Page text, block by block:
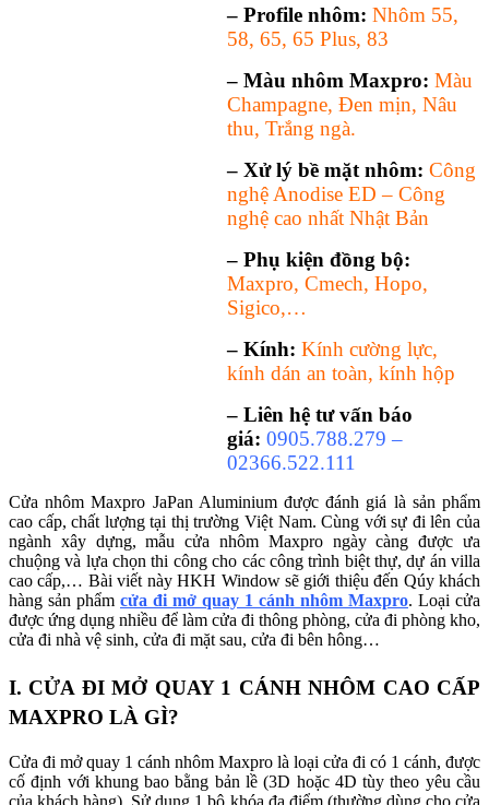
– Profile nhôm: Nhôm 55,
58, 65, 65 Plus, 83
– Màu nhôm Maxpro: Màu
Champagne, Đen mịn, Nâu
thu, Trắng ngà.
– Xử lý bề mặt nhôm: Công
nghệ Anodise ED – Công
nghệ cao nhất Nhật Bản
– Phụ kiện đồng bộ:
Maxpro, Cmech, Hopo,
Sigico,…
– Kính: Kính cường lực,
kính dán an toàn, kính hộp
– Liên hệ tư vấn báo
giá: 0905.788.279 –
02366.522.111
Cửa nhôm Maxpro JaPan Aluminium được đánh giá là sản phẩm
cao cấp, chất lượng tại thị trường Việt Nam. Cùng với sự đi lên của
ngành xây dựng, mẫu cửa nhôm Maxpro ngày càng được ưa
chuộng và lựa chọn thi công cho các công trình biệt thự, dự án villa
cao cấp,… Bài viết này HKH Window sẽ giới thiệu đến Qúy khách
hàng sản phẩm cửa đi mở quay 1 cánh nhôm Maxpro. Loại cửa
được ứng dụng nhiều để làm cửa đi thông phòng, cửa đi phòng kho,
cửa đi nhà vệ sinh, cửa đi mặt sau, cửa đi bên hông…
I. CỬA ĐI MỞ QUAY 1 CÁNH NHÔM CAO CẤP
MAXPRO LÀ GÌ?
Cửa đi mở quay 1 cánh nhôm Maxpro là loại cửa đi có 1 cánh, được
cố định với khung bao bằng bản lề (3D hoặc 4D tùy theo yêu cầu
của khách hàng). Sử dụng 1 bộ khóa đa điểm (thường dùng cho cửa